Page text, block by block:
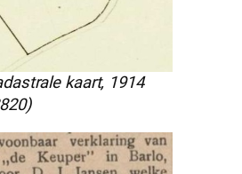
kaart, 1914